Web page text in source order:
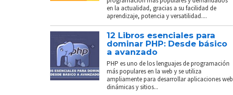
en la actualidad, gracias a su facilidad de
aprendizaje, potencia y versatilidad....
12 Libros esenciales para
dominar PHP: Desde básico
a avanzado
PHP es uno de los lenguajes de programación
más populares en la web y se utiliza
ampliamente para desarrollar aplicaciones web
dinámicas y sitios...